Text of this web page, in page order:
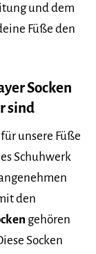
und dem
Füße den
Socken
sind
unsere Füße
Schuhwerk
den
gehören
Socken